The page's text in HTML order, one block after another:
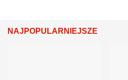
NAJPOPULARNIEJSZE